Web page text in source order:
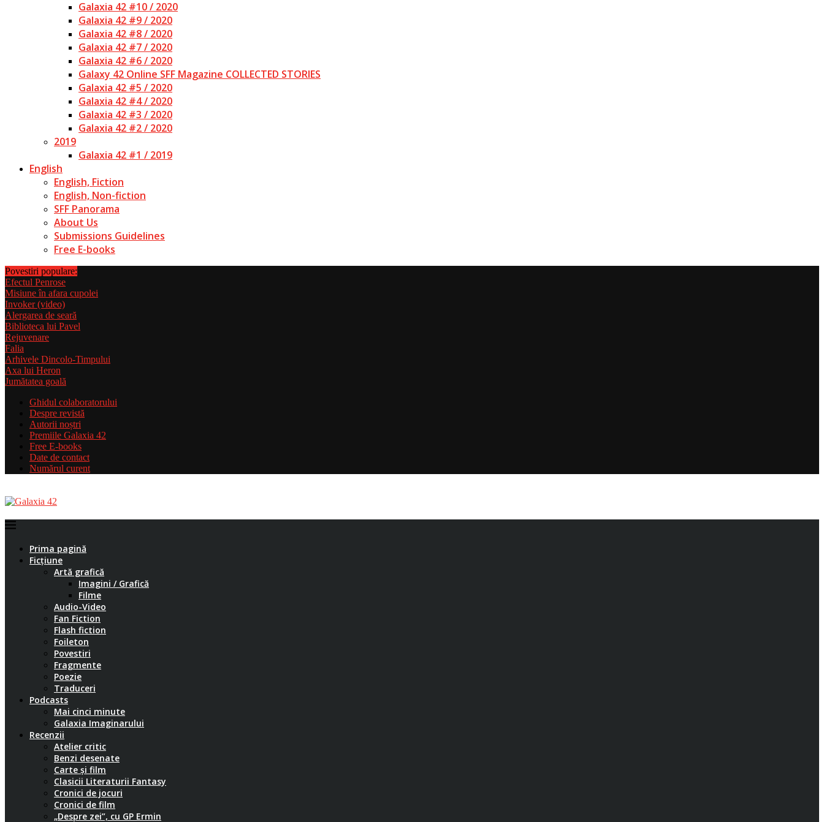
Galaxia 42 #10 / 2020
Galaxia 42 #9 / 2020
Galaxia 42 #8 / 2020
Galaxia 42 #7 / 2020
Galaxia 42 #6 / 2020
Galaxy 42 Online SFF Magazine COLLECTED STORIES
Galaxia 42 #5 / 2020
Galaxia 42 #4 / 2020
Galaxia 42 #3 / 2020
Galaxia 42 #2 / 2020
2019
Galaxia 42 #1 / 2019
English
English, Fiction
English, Non-fiction
SFF Panorama
About Us
Submissions Guidelines
Free E-books
Povestiri populare:
Efectul Penrose
Misiune în afara cupolei
Invoker (video)
Alergarea de seară
Biblioteca lui Pavel
Rejuvenare
Falia
Arhivele Dincolo-Timpului
Axa lui Heron
Jumătatea goală
Ghidul colaboratorului
Despre revistă
Autorii noștri
Premiile Galaxia 42
Free E-books
Date de contact
Numărul curent
Prima pagină
Ficțiune
Artă grafică
Imagini / Grafică
Filme
Audio-Video
Fan Fiction
Flash fiction
Foileton
Povestiri
Fragmente
Poezie
Traduceri
Podcasts
Mai cinci minute
Galaxia Imaginarului
Recenzii
Atelier critic
Benzi desenate
Carte și film
Clasicii Literaturii Fantasy
Cronici de jocuri
Cronici de film
„Despre zei”, cu GP Ermin